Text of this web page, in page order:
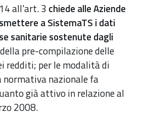
all'art. 3 chiede alle Aziende
a SistemaTS i dati
sanitarie sostenute dagli
pre-compilazione delle
redditi; per le modalità di
nazionale fa
già attivo in relazione al
2008.